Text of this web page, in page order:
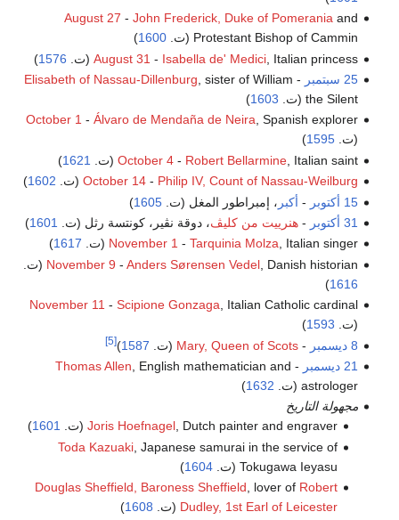
August 27 - John Frederick, Duke of Pomeraniaand
Protestant Bishop of Cammin (ت.
1600
)
August 31 - Isabella de' Medici, Italian princess (ت. 1576
)
25 سبتمبر
-
Elisabeth of Nassau-Dillenburg , sister of William
the Silent (ت.
1603
)
October 1 - Álvaro de Mendaña de Neira, Spanish explorer
(ت.1595
)
October 4- Robert Bellarmine, Italian saint (ت. 1621
)
October 14- Philip IV, Count of Nassau-Weilburg (ت. 1602
)
15 أكتوبر
- أكبر ، إمبراطور المغل (ت.1605
)
31 أكتوبر
-هنرييت من كليڤ، دوقة نڤير، كونتسة رثل (ت. 1601
)
November 1 - Tarquinia Molza, Italian singer (ت. 1617
)
November 9 - Anders Sørensen Vedel, Danish historian (ت.
1616
)
November 11 - Scipione Gonzaga , Italian Catholic cardinal
(ت. 1593
)
8 ديسمبر
-
Mary, Queen of Scots (ت. 1587
)
[5]
21 ديسمبر -
Thomas Allen , English mathematician and
astrologer (ت.
1632
)
مجهولة التاريخ
Joris Hoefnagel, Dutch painter and engraver (ت. 1601
)
Toda Kazuaki , Japanese samurai in the service of
Tokugawa Ieyasu (ت.
1604
)
Douglas Sheffield, Baroness Sheffield , lover of Robert
Dudley, 1st Earl of Leicester (ت. 1608
)